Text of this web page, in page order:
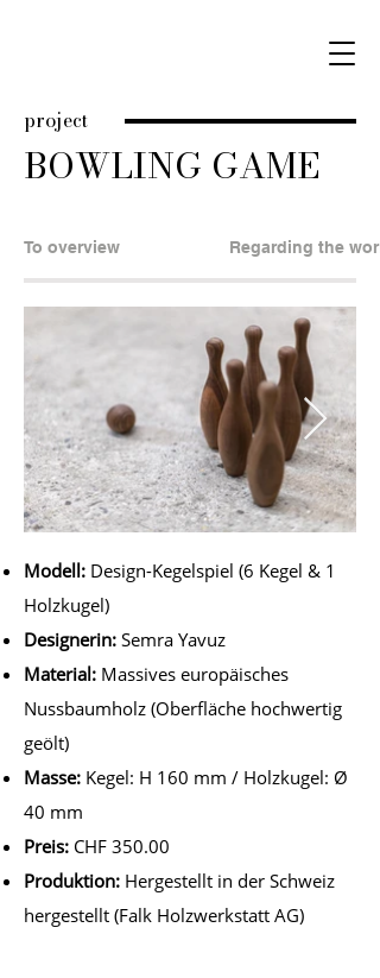
project
BOWLING GAME
To overview Regarding the
Modell: Design-Kegelspiel (6 Kegel & 1
Holzkugel)
Designerin: Semra Yavuz
Material: Massives europäisches
Nussbaumholz (Oberfläche hochwertig
geölt)
Masse: Kegel: H 160 mm / Holzkugel: Ø
40 mm
Preis: CHF 350.00
Produktion: Hergestellt in der Schweiz
hergestellt (Falk Holzwerkstatt AG)